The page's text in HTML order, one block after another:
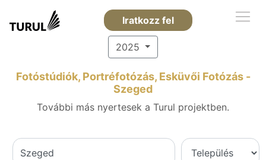
Iratkozz fel
2025
Fotóstúdiók, Portréfotózás, Esküvői Fotózás -
Szeged
További más nyertesek a Turul projektben.